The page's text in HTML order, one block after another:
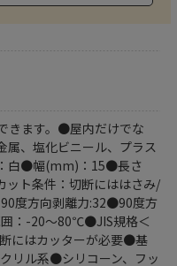
きます。●屋内だけでな
属、塩化ビニール、プラス
白●幅(mm)：15●長さ
ト条件：切断にははさみ/
度方向剥離力:32●90度方
：-20～80℃●JIS規格＜
にはカッターが必要●基
リル系●シリコーン、フッ